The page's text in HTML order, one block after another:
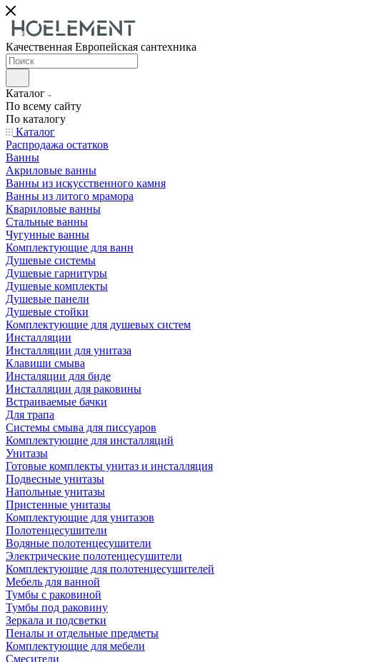
Качественная Европейская сантехника
Каталог
По всему сайту
По каталогу
Каталог
Распродажа остатков
Ванны
Акриловые ванны
Ванны из искусственного камня
Ванны из литого мрамора
Квариловые ванны
Стальные ванны
Чугунные ванны
Комплектующие для ванн
Душевые системы
Душевые гарнитуры
Душевые комплекты
Душевые панели
Душевые стойки
Комплектующие для душевых систем
Инсталляции
Инсталляции для унитаза
Клавиши смыва
Инсталяции для биде
Инсталляции для раковины
Встраиваемые бачки
Для трапа
Системы смыва для писсуаров
Комплектующие для инсталляций
Унитазы
Готовые комплекты унитаз и инсталляция
Подвесные унитазы
Напольные унитазы
Пристенные унитазы
Комплектующие для унитазов
Полотенцесушители
Водяные полотенцесушители
Электрические полотенцесушители
Комплектующие для полотенцесушителей
Мебель для ванной
Тумбы с раковиной
Тумбы под раковину
Зеркала и подсветки
Пеналы и отдельные предметы
Комплектующие для мебели
Смесители